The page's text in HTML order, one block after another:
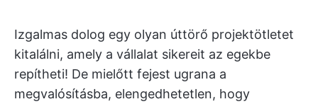
Izgalmas dolog egy olyan úttörő projektötletet
kitalálni, amely a vállalat sikereit az egekbe
repítheti! De mielőtt fejest ugrana a
megvalósításba, elengedhetetlen, hogy